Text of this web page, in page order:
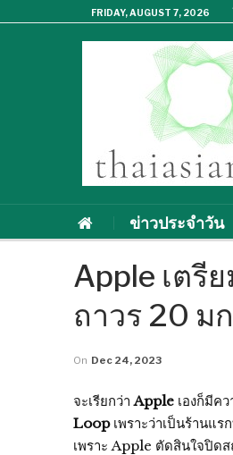
FRIDAY, AUGUST 7, 2026
ข่าวประจำวัน
Apple เตรี
ถาวร 20 ม
On Dec 24, 2023
จะเรียกว่าApple เองก็มีค
Loopเพราะว่าเป็นร้านแ
เพราะ Apple ตัดสินใจปิด